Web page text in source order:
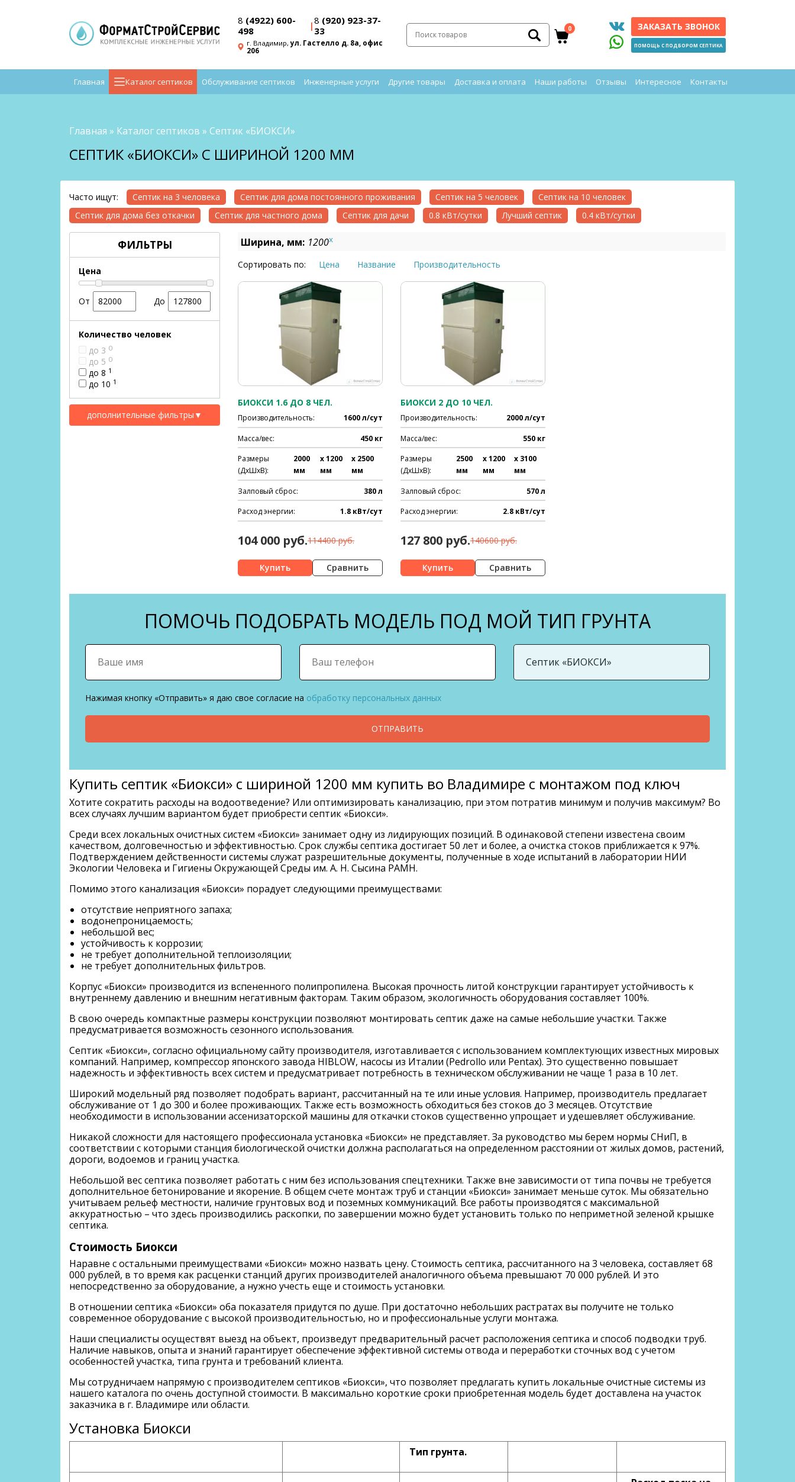
8 (4922) 600-
498
|8 (920) 923-37-
33
г. Владимир,ул. Гастелло д. 8а, офис
206
0 ЗАКАЗАТЬ ЗВОНОК
ПОМОЩЬ С ПОДБОРОМ СЕПТИКА
Главная Каталог септиков Обслуживание септиков Инженерные услуги Другие товары Доставка и оплата Наши работы Отзывы Интересное Контакты
Главная » Каталог септиков » Септик «БИОКСИ»
СЕПТИК «БИОКСИ» С ШИРИНОЙ 1200 ММ
Часто ищут: Септик на 3 человека Септик для дома постоянного проживания Септик на 5 человек
Септик на 10 человек
Септик для дома без откачки
Септик для частного дома Септик для дачи 0.8 кВт/сутки Лучший септик 0.4 кВт/сутки
ФИЛЬТРЫ
Цена
От До
Количество человек
до 3 0
до 5 0
до 8 1
до 10 1
дополнительные фильтры ▼
Ширина, мм: 1200x
Сортировать по: Цена Название Производительность
БИОКСИ 1.6 ДО 8 ЧЕЛ.
Производительность: 1600 л/сут
Масса/вес: 450 кг
Размеры
(ДхШхВ):
2000
мм
x 1200
мм
x 2500
мм
Залповый сброс: 380 л
Расход энергии: 1.8 кВт/сут
104 000 руб.114400 руб.
Сравнить
БИОКСИ 2 ДО 10 ЧЕЛ.
Производительность: 2000 л/сут
Масса/вес: 550 кг
Размеры
(ДхШхВ):
2500
мм
x 1200
мм
x 3100
мм
Залповый сброс: 570 л
Расход энергии: 2.8 кВт/сут
127 800 руб.140600 руб.
Сравнить
ПОМОЧЬ ПОДОБРАТЬ МОДЕЛЬ ПОД МОЙ ТИП ГРУНТА
Нажимая кнопку «Отправить» я даю свое согласие на обработку персональных данных
ОТПРАВИТЬ
Купить септик «Биокси» с шириной 1200 мм купить во Владимире с монтажом под ключ
Хотите сократить расходы на водоотведение? Или оптимизировать канализацию, при этом потратив минимум и получив максимум? Во
всех случаях лучшим вариантом будет приобрести септик «Биокси».
Среди всех локальных очистных систем «Биокси» занимает одну из лидирующих позиций. В одинаковой степени известена своим
качеством, долговечностью и эффективностью. Срок службы септика достигает 50 лет и более, а очистка стоков приближается к 97%.
Подтверждением действенности системы служат разрешительные документы, полученные в ходе испытаний в лаборатории НИИ
Экологии Человека и Гигиены Окружающей Среды им. А. Н. Сысина РАМН.
Помимо этого канализация «Биокси» порадует следующими преимуществами:
отсутствие неприятного запаха;
водонепроницаемость;
небольшой вес;
устойчивость к коррозии;
не требует дополнительной теплоизоляции;
не требует дополнительных фильтров.
Корпус «Биокси» производится из вспененного полипропилена. Высокая прочность литой конструкции гарантирует устойчивость к
внутреннему давлению и внешним негативным факторам. Таким образом, экологичность оборудования составляет 100%.
В свою очередь компактные размеры конструкции позволяют монтировать септик даже на самые небольшие участки. Также
предусматривается возможность сезонного использования.
Септик «Биокси», согласно официальному сайту производителя, изготавливается с использованием комплектующих известных мировых
компаний. Например, компрессор японского завода HIBLOW, насосы из Италии (Pedrollo или Pentax). Это существенно повышает
надежность и эффективность всех систем и предусматривает потребность в техническом обслуживании не чаще 1 раза в 10 лет.
Широкий модельный ряд позволяет подобрать вариант, рассчитанный на те или иные условия. Например, производитель предлагает
обслуживание от 1 до 300 и более проживающих. Также есть возможность обходиться без стоков до 3 месяцев. Отсутствие
необходимости в использовании ассенизаторской машины для откачки стоков существенно упрощает и удешевляет обслуживание.
Никакой сложности для настоящего профессионала установка «Биокси» не представляет. За руководство мы берем нормы СНиП, в
соответствии с которыми станция биологической очистки должна располагаться на определенном расстоянии от жилых домов, растений,
дороги, водоемов и границ участка.
Небольшой вес септика позволяет работать с ним без использования спецтехники. Также вне зависимости от типа почвы не требуется
дополнительное бетонирование и якорение. В общем счете монтаж труб и станции «Биокси» занимает меньше суток. Мы обязательно
учитываем рельеф местности, наличие грунтовых вод и поземных коммуникаций. Все работы производятся с максимальной
аккуратностью – что здесь производились раскопки, по завершении можно будет установить только по неприметной зеленой крышке
септика.
Стоимость Биокси
Наравне с остальными преимуществами «Биокси» можно назвать цену. Стоимость септика, рассчитанного на 3 человека, составляет 68
000 рублей, в то время как расценки станций других производителей аналогичного объема превышают 70 000 рублей. И это
непосредственно за оборудование, а нужно учесть еще и стоимость установки.
В отношении септика «Биокси» оба показателя придутся по душе. При достаточно небольших растратах вы получите не только
современное оборудование с высокой производительностью, но и профессиональные услуги монтажа.
Наши специалисты осуществят выезд на объект, произведут предварительный расчет расположения септика и способ подводки труб.
Наличие навыков, опыта и знаний гарантирует обеспечение эффективной системы отвода и переработки сточных вод с учетом
особенностей участка, типа грунта и требований клиента.
Мы сотрудничаем напрямую с производителем септиков «Биокси», что позволяет предлагать купить локальные очистные системы из
нашего каталога по очень доступной стоимости. В максимально короткие сроки приобретенная модель будет доставлена на участок
заказчика в г. Владимире или области.
Установка Биокси
Тип грунта.